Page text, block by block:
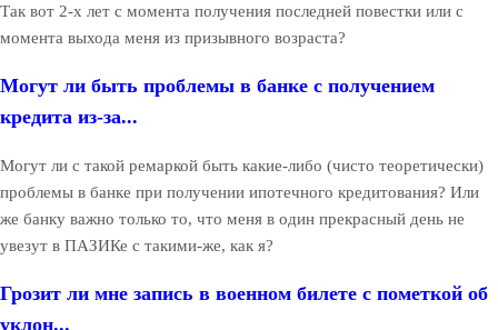
Так вот 2-х лет с момента получения последней повестки или с
момента выхода меня из призывного возраста?
Могут ли быть проблемы в банке с получением
кредита из-за...
Могут ли с такой ремаркой быть какие-либо (чисто теоретически)
проблемы в банке при получении ипотечного кредитования? Или
же банку важно только то, что меня в один прекрасный день не
увезут в ПАЗИКе с такими-же, как я?
Грозит ли мне запись в военном билете с пометкой об
уклон...